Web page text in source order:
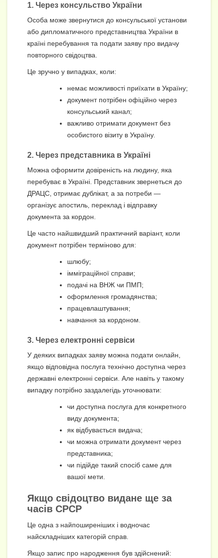
1. Через консульство України
Особа може звернутися до консульської установи
або дипломатичного представництва України в
країні перебування та подати заяву про видачу
повторного свідоцтва.
Це зручно у випадках, коли:
немає можливості приїхати в Україну;
документ потрібен офіційно через
консульський канал;
важливо отримати документ без
особистого візиту в Україну.
2. Через представника в Україні
Можна оформити довіреність на людину, яка
перебуває в Україні. Представник звернеться до
ДРАЦС, отримає дублікат, а за потреби —
організує апостиль, переклад і відправку
документа за кордон.
Це часто найшвидший практичний варіант, коли
документ потрібен терміново для:
шлюбу;
імміграційної справи;
подачі на ВНЖ чи ПМП;
оформлення громадянства;
працевлаштування;
навчання за кордоном.
3. Через електронні сервіси
У деяких випадках заяву можна подати онлайн,
якщо відповідна послуга технічно доступна через
державні електронні сервіси. Але навіть у такому
випадку потрібно заздалегідь уточнювати:
чи доступна послуга для конкретного
виду документа;
як відбувається видача;
чи можна отримати документ через
представника;
чи підійде такий спосіб саме для
вашої мети.
Якщо свідоцтво видане ще за
часів СРСР
Це одна з найпоширеніших і водночас
найскладніших категорій справ.
Якщо запис про народження був здійснений: